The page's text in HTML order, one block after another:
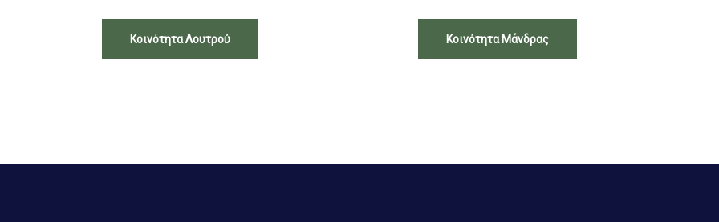
Κοινότητα Λουτρού Κοινότητα Μάνδρας